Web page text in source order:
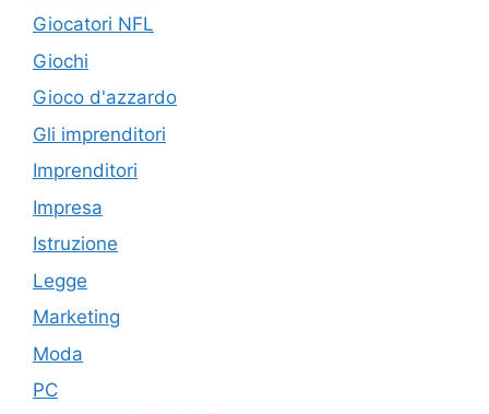
Giocatori NFL
Giochi
Gioco d'azzardo
Gli imprenditori
Imprenditori
Impresa
Istruzione
Legge
Marketing
Moda
PC